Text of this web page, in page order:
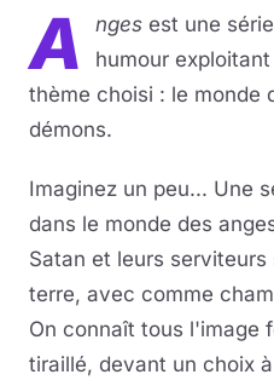
A nges est une
humour
thème choisi : le monde
démons.
Imaginez un peu... Une
dans le monde des
Satan et leurs
terre, avec comme
On connaît tous l'image
tiraillé, devant un choix